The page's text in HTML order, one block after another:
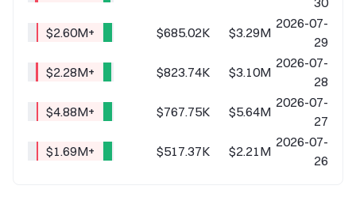
2026-07-
29
$3.29M
$685.02K
+$2.60M
2026-07-
28
$3.10M
$823.74K
+$2.28M
2026-07-
27
$5.64M
$767.75K
+$4.88M
2026-07-
26
$2.21M
$517.37K
+$1.69M